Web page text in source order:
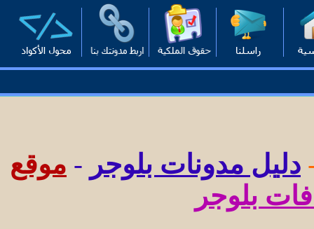
دليل مدونات بلوجر - موقع
بلوجر